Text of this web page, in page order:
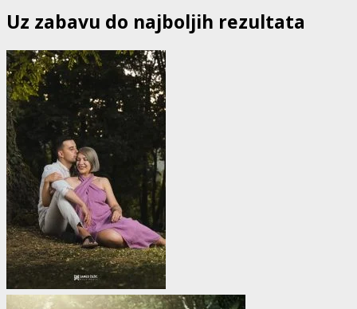
Uz zabavu do najboljih rezultata